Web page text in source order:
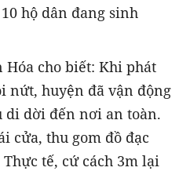
hộ dân đang sinh
Hóa cho biết: Khi phát
nứt, huyện đã vận động
di dời đến nơi an toàn.
cửa, thu gom đồ đạc
tế, cứ cách 3m lại